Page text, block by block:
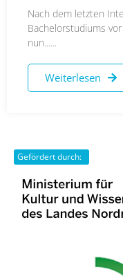
Nach dem letzten
Bachelorstudiums
nun......
Weiterlesen
Gefördert durch: